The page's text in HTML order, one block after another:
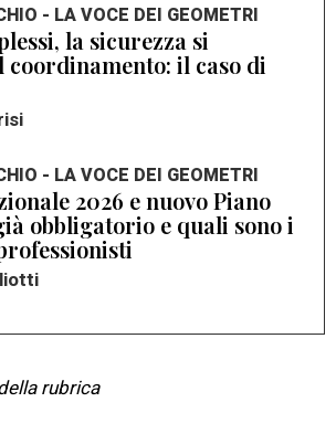
- LA VOCE DEI GEOMETRI
la sicurezza si
coordinamento: il caso di
- LA VOCE DEI GEOMETRI
2026 e nuovo Piano
obbligatorio e quali sono i
rubrica